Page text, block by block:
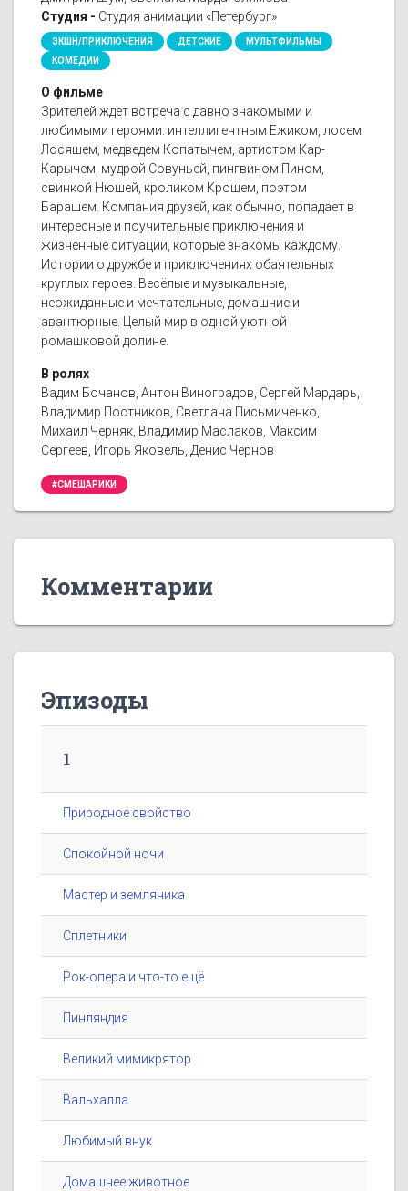
Студия - Студия анимации «Петербург»
ЭКШН/ПРИКЛЮЧЕНИЯ ДЕТСКИЕ
МУЛЬТФИЛЬМЫ
КОМЕДИИ
О фильме
Зрителей ждет встреча с давно знакомыми и
любимыми героями: интеллигентным Ежиком, лосем
Лосяшем, медведем Копатычем, артистом Кар-
Карычем, мудрой Совуньей, пингвином Пином,
свинкой Нюшей, кроликом Крошем, поэтом
Барашем. Компания друзей, как обычно, попадает в
интересные и поучительные приключения и
жизненные ситуации, которые знакомы каждому.
Истории о дружбе и приключениях обаятельных
круглых героев. Весёлые и музыкальные,
неожиданные и мечтательные, домашние и
авантюрные. Целый мир в одной уютной
ромашковой долине.
В ролях
Вадим Бочанов, Антон Виноградов, Сергей Мардарь,
Владимир Постников, Светлана Письмиченко,
Михаил Черняк, Владимир Маслаков, Максим
Сергеев, Игорь Яковель, Денис Чернов
#СМЕШАРИКИ
Комментарии
Эпизоды
1
Природное свойство
Спокойной ночи
Мастер и земляника
Сплетники
Рок-опера и что-то ещё
Пинляндия
Великий мимикрятор
Вальхалла
Любимый внук
Домашнее животное